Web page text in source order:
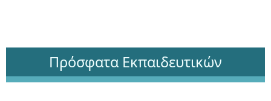
Πρόσφατα Εκπαιδευτικών